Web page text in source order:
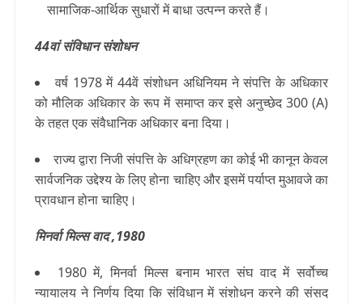
सामाजिक-आर्थिक सुधारों में बाधा उत्पन्न करते हैं।
44वां संविधान संशोधन
वर्ष 1978 में 44वें संशोधन अधिनियम ने संपत्ति के अधिकार
को मौलिक अधिकार के रूप में समाप्त कर इसे अनुच्छेद 300 (A)
के तहत एक संवैधानिक अधिकार बना दिया।
राज्य द्वारा निजी संपत्ति के अधिग्रहण का कोई भी कानून केवल
सार्वजनिक उद्देश्य के लिए होना चाहिए और इसमें पर्याप्त मुआवजे का
प्रावधान होना चाहिए।
मिनर्वा मिल्स वाद ,1980
1980 में, मिनर्वा मिल्स बनाम भारत संघ वाद में सर्वोच्च
न्यायालय ने निर्णय दिया कि संविधान में संशोधन करने की संसद